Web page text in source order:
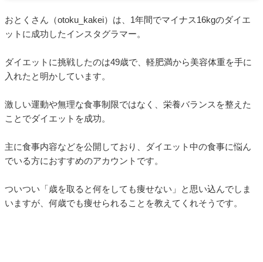
おとくさん（otoku_kakei）は、1年間でマイナス16kgのダイエ
ットに成功したインスタグラマー。
ダイエットに挑戦したのは49歳で、軽肥満から美容体重を手に
入れたと明かしています。
激しい運動や無理な食事制限ではなく、栄養バランスを整えた
ことでダイエットを成功。
主に食事内容などを公開しており、ダイエット中の食事に悩ん
でいる方におすすめのアカウントです。
ついつい「歳を取ると何をしても痩せない」と思い込んでしま
いますが、何歳でも痩せられることを教えてくれそうです。